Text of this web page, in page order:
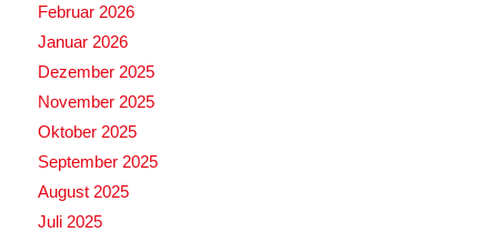
Februar 2026
Januar 2026
Dezember 2025
November 2025
Oktober 2025
September 2025
August 2025
Juli 2025